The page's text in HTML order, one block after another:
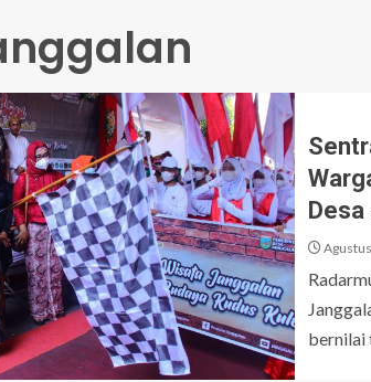
Desa
bernilai